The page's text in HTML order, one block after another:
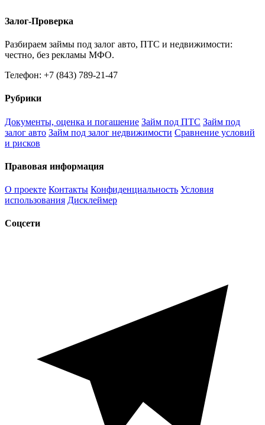
Залог-Проверка
Разбираем займы под залог авто, ПТС и недвижимости:
честно, без рекламы МФО.
Телефон: +7 (843) 789-21-47
Рубрики
Документы, оценка и погашение Займ под ПТС Займ под
залог авто Займ под залог недвижимости Сравнение условий
и рисков
Правовая информация
О проекте Контакты Конфиденциальность Условия
использования Дисклеймер
Соцсети